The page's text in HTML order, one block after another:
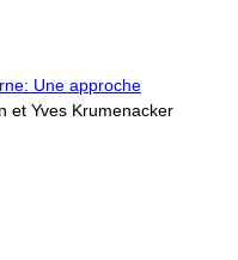
Une approche
et Yves Krumenacker